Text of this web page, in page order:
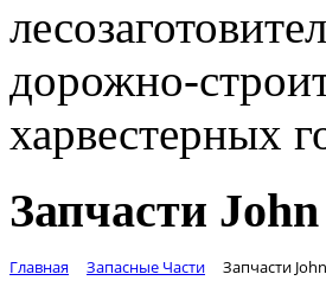
дорожно-
харвестерных
Запчасти
Главная Запасные Части Запчасти